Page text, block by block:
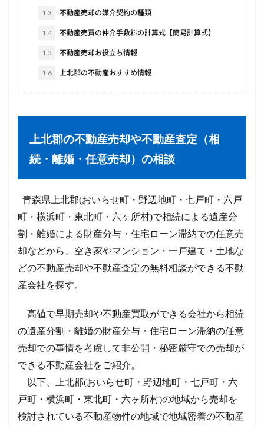
1.3 不動産売却の媒介契約の種類
1.4 不動産売買の仲介手数料の計算式【簡易計算式】
1.5 不動産売却お役立ち情報
1.6 上北郡の不動産おすすめ情報
上北郡の不動産売却や不動産査定（相
続・離婚・任意売却）の相談
青森県上北郡(おいらせ町・野辺地町・七戸町・六戸
町・横浜町・東北町・六ヶ所村)で相続による遺産分
割・離婚による財産分与・住宅ローン滞納での任意売
却などから、空き家やマンション・一戸建て・土地な
どの不動産売却や不動産査定の無料相談ができる不動
産会社を探す。
高値で早期売却や不動産買取ができる会社から相続
の遺産分割・離婚の財産分与・住宅ローン滞納の任意
売却での事情を考慮して非公開・秘密厳守での売却が
できる不動産会社をご紹介。
以下、上北郡(おいらせ町・野辺地町・七戸町・六
戸町・横浜町・東北町・六ヶ所村)の地域から売却を
検討されている不動産物件の地域で地域密着の不動産